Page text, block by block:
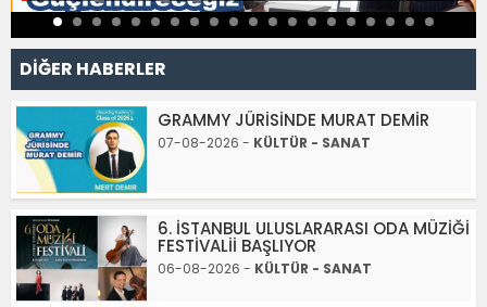
DİĞER HABERLER
GRAMMY JÜRİSİNDE MURAT DEMİR
07-08-2026 - KÜLTÜR - SANAT
6. İSTANBUL ULUSLARARASI ODA MÜZİĞİ
FESTİVALİİ BAŞLIYOR
06-08-2026 - KÜLTÜR - SANAT